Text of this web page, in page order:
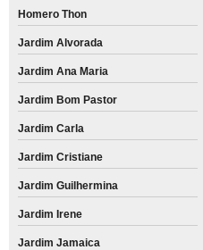
Homero Thon
Jardim Alvorada
Jardim Ana Maria
Jardim Bom Pastor
Jardim Carla
Jardim Cristiane
Jardim Guilhermina
Jardim Irene
Jardim Jamaica